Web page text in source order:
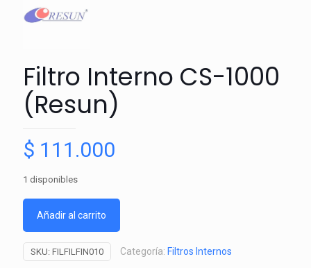
Filtro Interno CS-1000
(Resun)
$ 111.000
1 disponibles
Añadir al carrito
SKU: FILFILFIN010 Categoría: Filtros Internos